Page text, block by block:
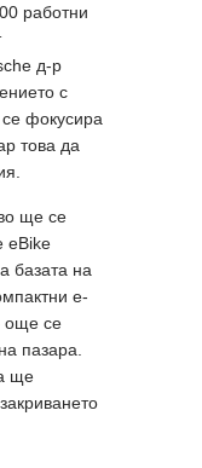
работни
д-р
с
фокусира
това да
ще се
eBike
базата на
e-
още се
пазара.
ще